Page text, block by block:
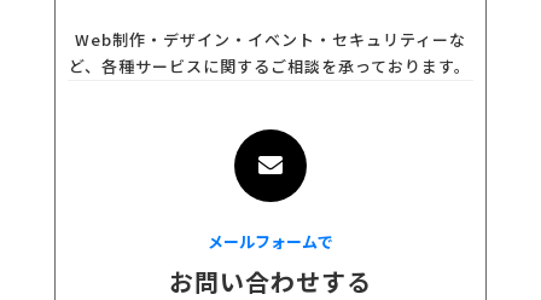
Web制作・デザイン・イベント・セキュリティーな
ど、各種サービスに関するご相談を承っております。

メールフォームで
お問い合わせする